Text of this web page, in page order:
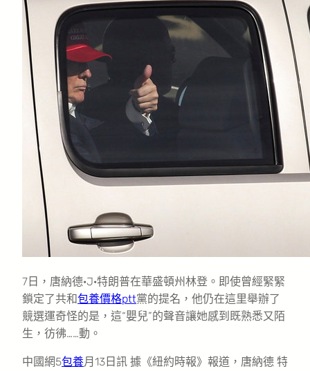
7日，唐納德·J·特朗普在華盛頓州林登。即使曾經緊緊
鎖定了共和包養價格ptt黨的提名，他仍在這里舉辦了
競選運奇怪的是，這“嬰兒”的聲音讓她感到既熟悉又陌
生，彷彿……動。
中國網5包養月13日訊 據《紐約時報》報道，唐納德 特